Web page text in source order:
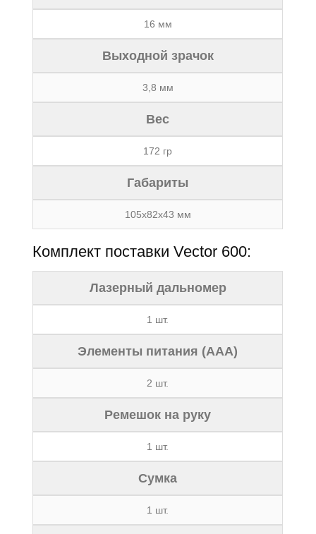
16 мм
Выходной зрачок
3,8 мм
Вес
172 гр
Габариты
105х82х43 мм
Комплект поставки Vector 600:
Лазерный дальномер
1 шт.
Элементы питания (ААА)
2 шт.
Ремешок на руку
1 шт.
Сумка
1 шт.